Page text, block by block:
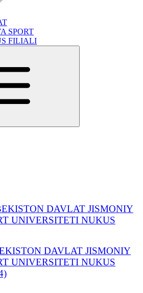
SPORT
FILIALI
DAVLAT JISMONIY
UNIVERSITETI NUKUS
DAVLAT JISMONIY
UNIVERSITETI NUKUS